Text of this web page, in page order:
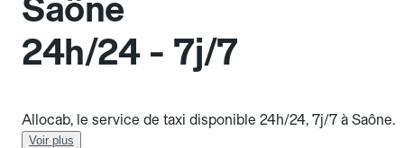
Saône
24h/24 - 7j/7
Allocab, le service de taxi disponible 24h/24, 7j/7 à Saône.
Voir plus